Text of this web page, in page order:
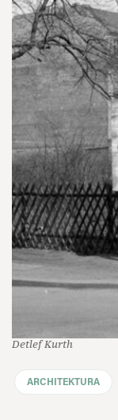
Detlef Kurth
ARCHITEKTURA